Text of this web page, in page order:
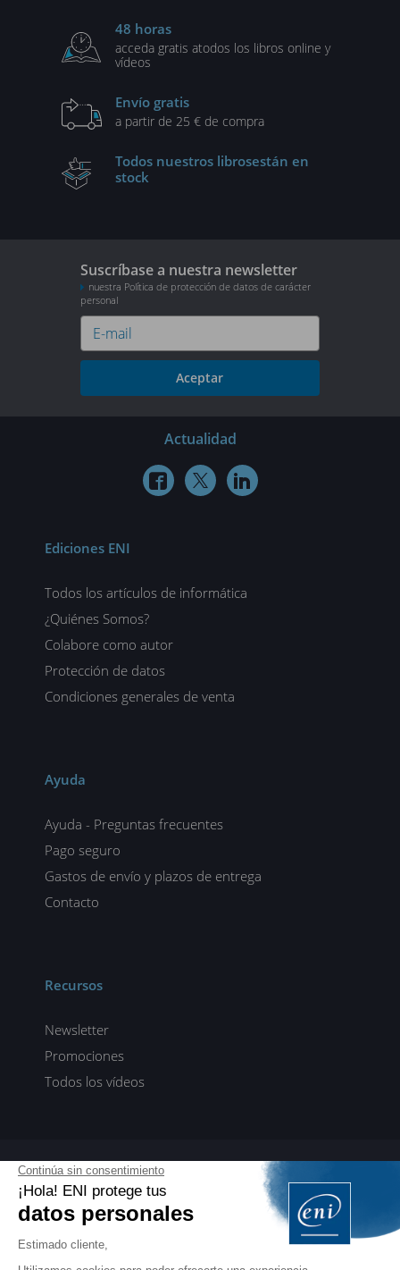
48 horas
acceda gratis atodos los libros online y
vídeos
Envío gratis
a partir de 25 € de compra
Todos nuestros librosestán en
stock
Suscríbase a nuestra newsletter
nuestra Política de protección de datos de carácter
personal
Aceptar
Actualidad
  
Ediciones ENI
Todos los artículos de informática
¿Quiénes Somos?
Colabore como autor
Protección de datos
Condiciones generales de venta
Ayuda
Ayuda - Preguntas frecuentes
Pago seguro
Gastos de envío y plazos de entrega
Contacto
Recursos
Newsletter
Promociones
Todos los vídeos
ENI elearning
E-formaciones en 5 idiomas